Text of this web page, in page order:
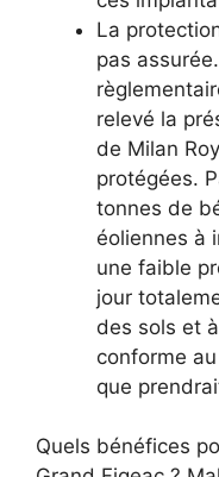
La
pas
relevé la
de Milan
protégées.
tonnes de
éoliennes à
une faible
jour
des sols et
conforme
que
Quels bénéfices